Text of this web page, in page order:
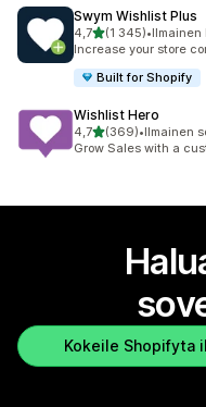
Swym Wishlist Plus
4,7/ 5 tähteä
(1 345)
1345 arvostelua
•Ilmainen
Increase your store
Built for Shopify
Wishlist Hero
4,7/ 5 tähteä
(369)
369 arvostelua
•Ilmainen
Grow Sales with a
Kokeile Shopifyta